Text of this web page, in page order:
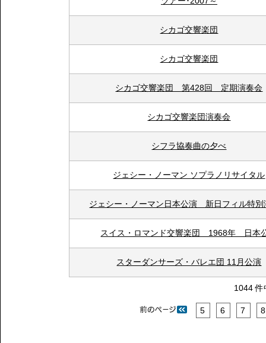
シカゴ交響楽団
シカゴ交響楽団
シカゴ交響楽団 第428回 定期演奏会
シカゴ交響楽団演奏会
シフラ協奏曲の夕べ
ジェシー・ノーマン ソプラノリサイタル
ジェシー・ノーマン日本公演 新日フィル特別
スイス・ロマンド交響楽団 1968年 日本
スターダンサーズ・バレエ団 11月公演
1044
5 6 7 8